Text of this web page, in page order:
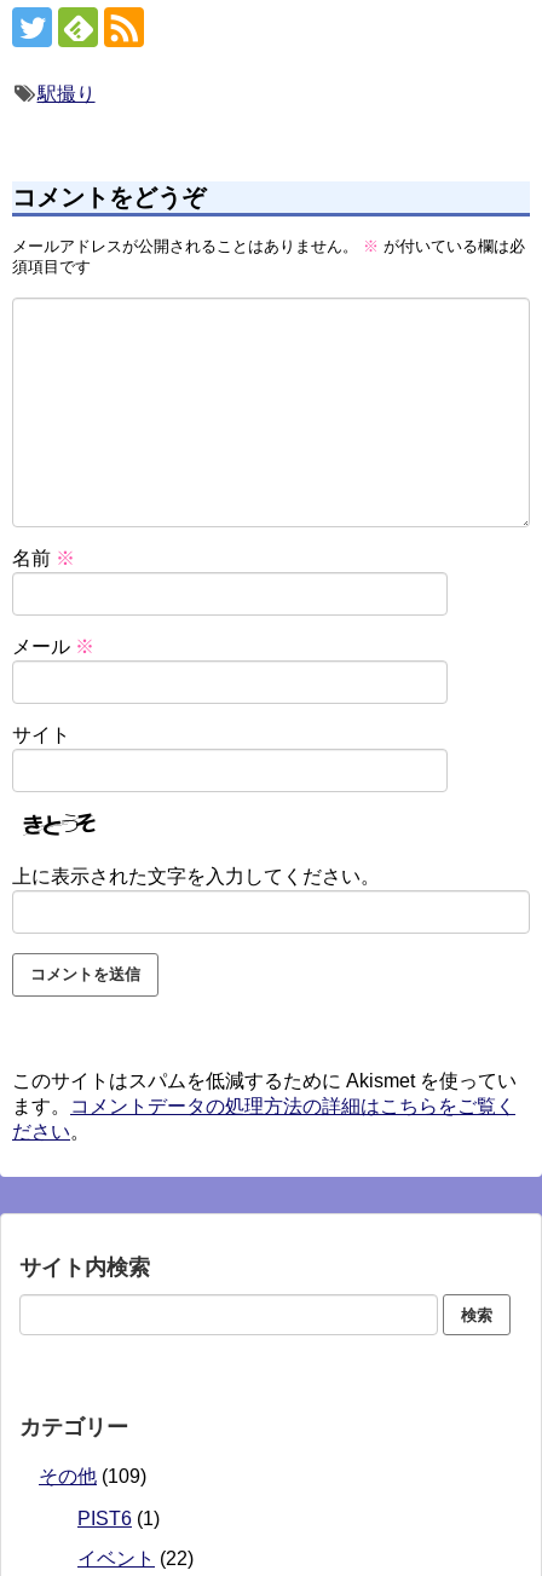
駅撮り
コメントをどうぞ
メールアドレスが公開されることはありません。 ※ が付いている欄は必
須項目です
名前 ※
メール ※
サイト
上に表示された文字を入力してください。
このサイトはスパムを低減するために Akismet を使ってい
ます。
コメントデータの処理方法の詳細はこちらをご覧く
ださい。
サイト内検索
カテゴリー
その他 (109)
PIST6 (1)
イベント (22)